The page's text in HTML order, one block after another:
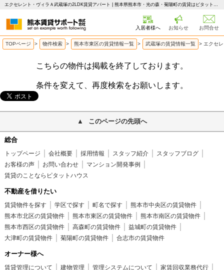
エクセレント・ヴィラＡ武蔵塚の2LDK賃貸アパート | 熊本県熊本市・光の森・菊陽町の賃貸はピタットハウス 熊本賃貸サポート
入居者様へ お知らせ お問合せ
TOPページ > 物件検索 > 熊本市東区の賃貸情報一覧 > 武蔵塚の賃貸情報一覧 > エクセ
こちらの物件は掲載を終了しております。
条件を変えて、再度検索をお願いします。
このページの先頭へ
総合
トップページ 会社概要 採用情報 スタッフ紹介
スタッフブログ
お客様の声
お問い合わせ
マンション開発事例
賃貸のことならピタットハウス
不動産を借りたい
賃貸物件を探す 学区で探す 町名で探す
熊本市中央区の賃貸物件
熊本市北区の賃貸物件
熊本市東区の賃貸物件
熊本市南区の賃貸物件
熊本市西区の賃貸物件
高森町の賃貸物件
益城町の賃貸物件
大津町の賃貸物件
菊陽町の賃貸物件 合志市の賃貸物件
オーナー様へ
賃貸管理について 建物管理 管理システムについて
家賃回収業務代行